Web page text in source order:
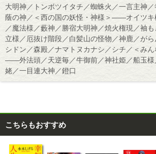
大明神／トンボツイタチ／蜘蛛火／一言主神
蔭の神／＜西の国の妖怪・神様＞――オイツキ
／魔法様／藪神／勝宿大明神／焼火権現／袖
立様／厄抜け階段／白髪山の怪物／神鹿／が
シドン／森殿／ナマトヌカナシ／シチ／＜み
――外法頭／天逆毎／牛御前／神社姫／船玉様
姥／一目連大神／鐙口
こちらもおすすめ